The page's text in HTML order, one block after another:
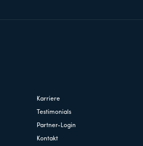
Karriere
Testimonials
Partner-Login
Kontakt